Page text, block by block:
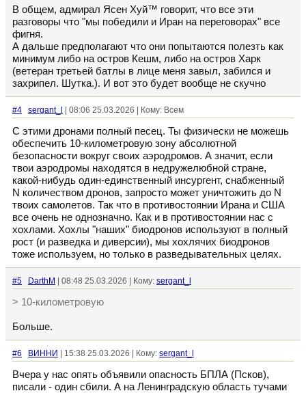
В общем, адмирал Ясен Хуй™ говорит, что все эти
разговоры что "мы победили и Иран на переговорах" все
фигня.
А дальше предполагают что они попытаются полезть как
минимум либо на остров Кешм, либо на остров Харк
(ветеран третьей батлы в лице меня завыл, забился и
захрипел. Шутка.). И вот это будет вообще не скучно
#4 sergant_l | 08:06 25.03.2026 | Кому: Всем
С этими дронами полный песец. Ты физически не можешь
обеспечить 10-километровую зону абсолютной
безопасности вокруг своих аэродромов. А значит, если
твои аэродромы находятся в недружелюбной стране,
какой-нибудь один-единственный инсургент, снабженный
N количеством дронов, запросто может уничтожить до N
твоих самолетов. Так что в противостоянии Ирана и США
все очень не однозначно. Как и в противостоянии нас с
хохлами. Хохлы "наших" биодронов используют в полный
рост (и разведка и диверсии), мы хохлячих биодронов
тоже используем, но только в разведывательных целях.
#5 DarthM | 08:48 25.03.2026 | Кому: sergant_l
> 10-километровую
Больше.
#6 ВИННИ | 15:38 25.03.2026 | Кому: sergant_l
Вчера у нас опять объявили опасность БПЛА (Псков),
писали - один сбили. А на Ленинградскую область тучами